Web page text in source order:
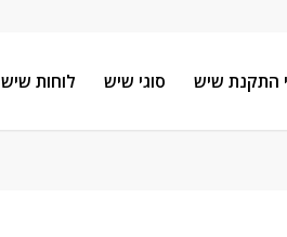
התקנת שיש סוגי שיש לוחות שיש